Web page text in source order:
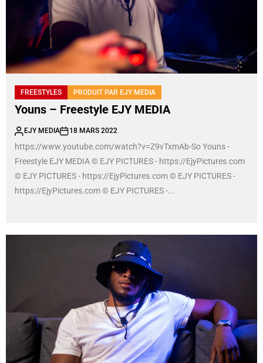
FREESTYLES PRODUIT PAR EJY MEDIA
Youns – Freestyle EJY MEDIA
EJY MEDIA 18 MARS 2022
https://www.youtube.com/watch?v=Z9vTxmAb-So Youns -
Freestyle EJY MEDIA © EJY PICTURES - https://EjyPictures.com
© EJY PICTURES - https://EjyPictures.com © EJY PICTURES -
https://EjyPictures.com © EJY PICTURES -...